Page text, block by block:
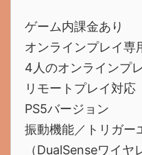
ゲーム内課金あり
オンラインプレイ専
4人のオンラインプ
リモートプレイ対応
PS5バージョン
振動機能／トリガー
（DualSenseワイヤ